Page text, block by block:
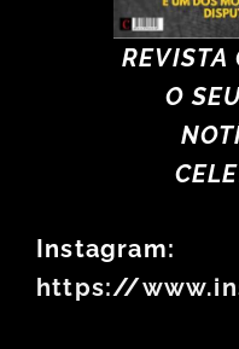
REVISTA
O
Instagram:
https://